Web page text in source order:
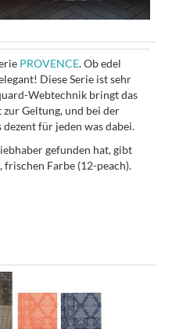
PROVENCE. Ob edel
Diese Serie ist sehr
Webtechnik bringt das
Geltung, und bei der
für jeden was dabei.
gefunden hat, gibt
frischen Farbe (12-peach).